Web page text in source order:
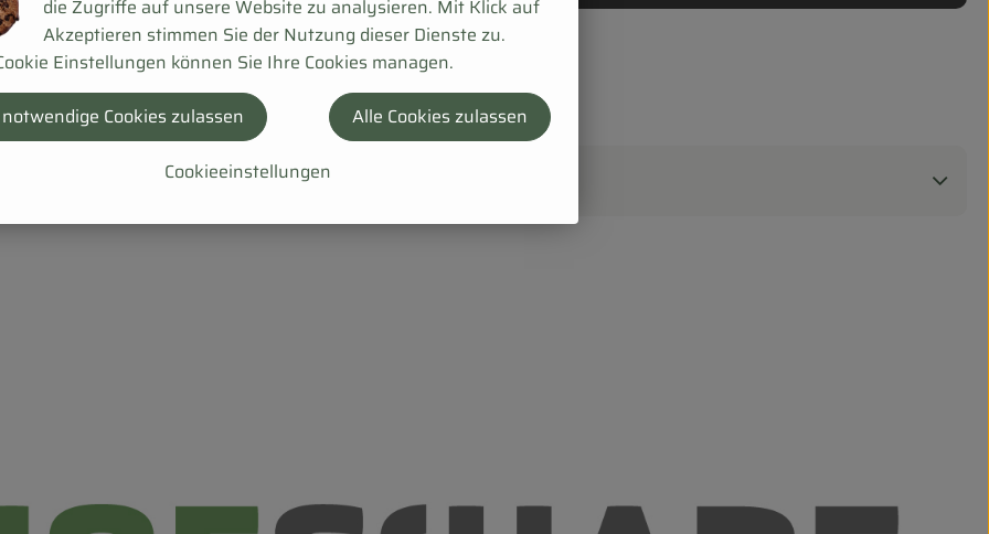
die Zugriffe auf unsere Website zu analysieren. Mit Klick auf
Akzeptieren stimmen Sie der Nutzung dieser Dienste zu.
Einstellungen können Sie Ihre Cookies managen.
Cookieeinstellungen
Cookies zulassen Alle Cookies zulassen